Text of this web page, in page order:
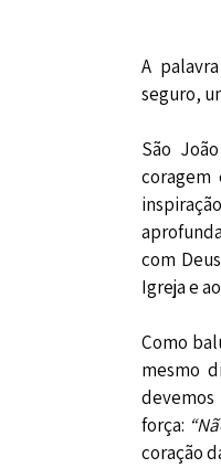
A
seguro,
São
coragem
com
Igreja e
Como
mesmo
força:
coração